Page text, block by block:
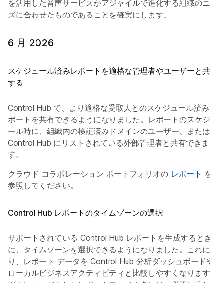
を活用した音声サービスがアジャイルで進化する組織のニー
ズに合わせたものであることを確実にします。
6 月 2026
スケジュール済みレポートを適格な管理者やユーザーと共有
する
Control Hub で、より適格な受取人とのスケジュール済みレ
ポートを共有できるようになりました。レポートのスケジュ
ール時に、組織内の検証済みドメインのユーザー、または
Control Hub にリストされている外部管理者と共有できま
す。
クラウド コラボレーション ポートフォリオの レポート を
参照してください。
Control Hub レポートのタイムゾーンの選択
サポートされている Control Hub レポートを生成するとき
に、タイムゾーンを選択できるようになりました。これによ
り、レポート データを Control Hub 分析ダッシュボードや
ローカルビジネスアクティビティと比較しやすくなります。